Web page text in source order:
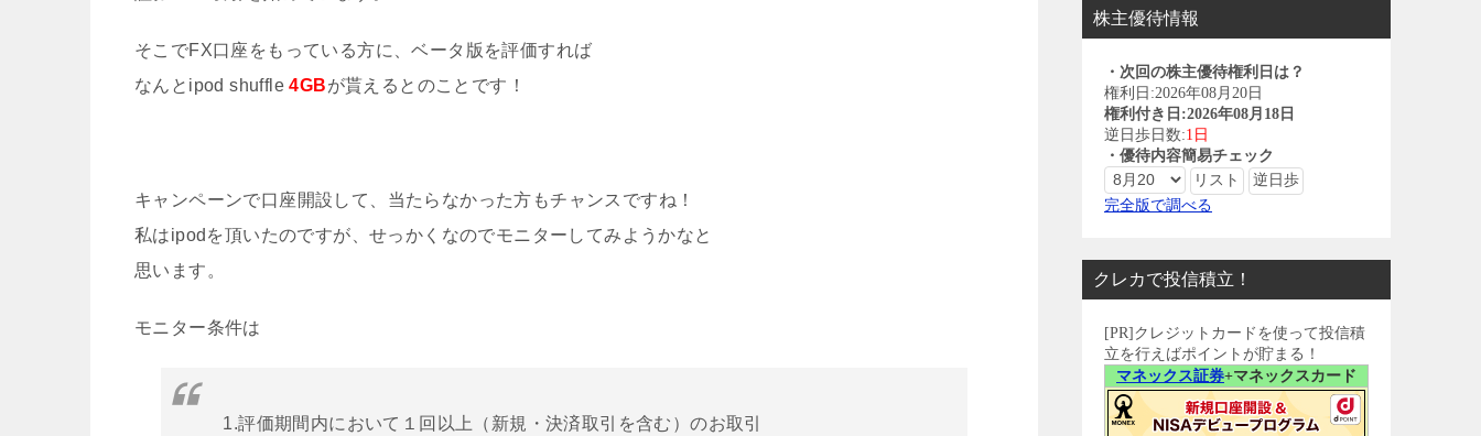
そこでFX口座をもっている方に、ベータ版を評価すれば
なんとipod shuffle4GBが貰えるとのことです！
キャンペーンで口座開設して、当たらなかった方もチャンスですね！
私はipodを頂いたのですが、せっかくなのでモニターしてみようかなと
思います。
モニター条件は
1.評価期間内において１回以上（新規・決済取引を含む）のお取引
株主優待情報
・次回の株主優待権利日は？
権利日:2026年08月20日
権利付き日:2026年08月18日
逆日歩日数:1日
・優待内容簡易チェック
完全版で調べる
クレカで投信積立！
[PR]クレジットカードを使って投信積
立を行えばポイントが貯まる！
マネックス証券+マネックスカード